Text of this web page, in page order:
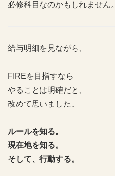
必修科目なのかもしれません。
給与明細を見ながら、
FIREを目指すなら
やることは明確だと、
改めて思いました。
ルールを知る。
現在地を知る。
そして、行動する。